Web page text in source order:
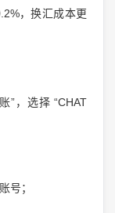
，换汇成本更
” ，选择 “CHAT
号；